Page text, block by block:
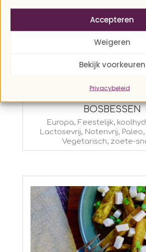
Accepteren
Weigeren
Bekijk voorkeuren
Privacybeleid
BOSBESSEN
2024-
03-
Europa, Feestelijk,
Lactosevrij, Notenvrij, Paleo,
Vegetarisch, zoete-